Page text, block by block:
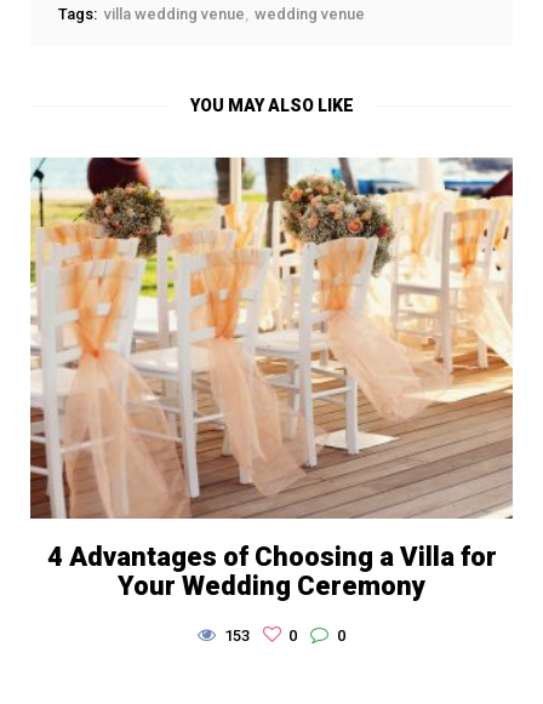
Tags: villa wedding venue wedding venue
YOU MAY ALSO LIKE
4 Advantages of Choosing a Villa for
Your Wedding Ceremony
153 0 0